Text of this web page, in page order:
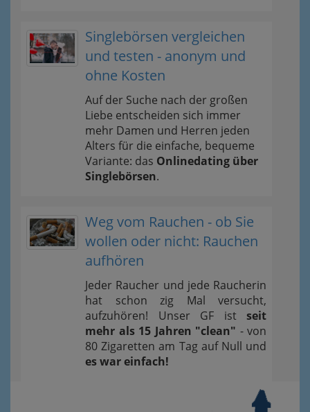
Singlebörsen vergleichen
und testen - anonym und
ohne Kosten
Auf der Suche nach der großen
Liebe entscheiden sich immer
mehr Damen und Herren jeden
Alters für die einfache, bequeme
Variante: das Onlinedating über
Singlebörsen.
Weg vom Rauchen - ob Sie
wollen oder nicht: Rauchen
aufhören
Jeder Raucher und jede Raucherin
hat schon zig Mal versucht,
aufzuhören! Unser GF ist seit
mehr als 15 Jahren "clean" - von
80 Zigaretten am Tag auf Null und
es war einfach!